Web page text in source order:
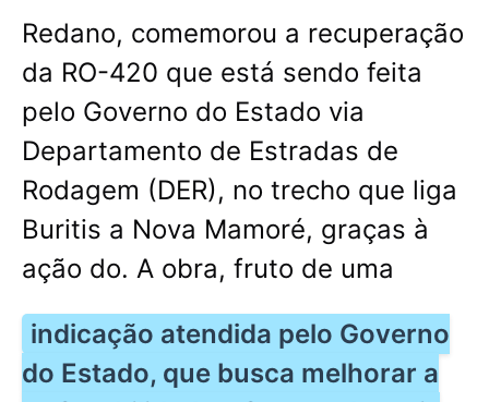
Redano, comemorou a recuperação
da RO-420 que está sendo feita
pelo Governo do Estado via
Departamento de Estradas de
Rodagem (DER), no trecho que liga
Buritis a Nova Mamoré, graças à
ação do. A obra, fruto de uma
indicação atendida pelo Governo
do Estado, que busca melhorar a